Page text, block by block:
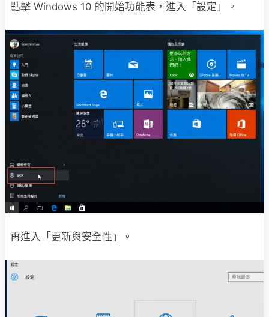
點擊 Windows 10 的開始功能表，進入「設定」。
再進入「更新與安全性」。